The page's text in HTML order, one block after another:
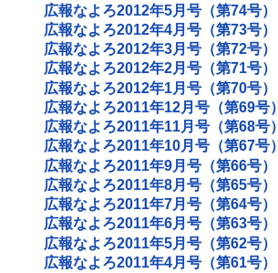
広報なよろ2012年5月号（第74号）
広報なよろ2012年4月号（第73号）
広報なよろ2012年3月号（第72号）
広報なよろ2012年2月号（第71号）
広報なよろ2012年1月号（第70号）
広報なよろ2011年12月号（第69号）
広報なよろ2011年11月号（第68号）
広報なよろ2011年10月号（第67号）
広報なよろ2011年9月号（第66号）
広報なよろ2011年8月号（第65号）
広報なよろ2011年7月号（第64号）
広報なよろ2011年6月号（第63号）
広報なよろ2011年5月号（第62号）
広報なよろ2011年4月号（第61号）